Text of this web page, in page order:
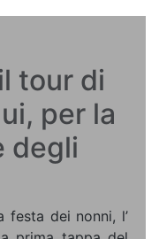
tour di
per la
degli
festa dei nonni, l’